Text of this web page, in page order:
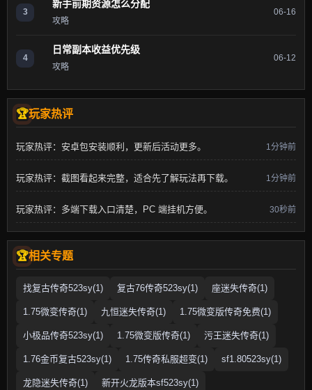
3
新手前期资源怎么分配
攻略
06-16
4
日常副本收益优先级
攻略
06-12
玩家热评
玩家热评：安卓包安装顺利，更新后活动更多。 1分钟前
玩家热评：截图看起来完整，适合先了解玩法再下载。 1分钟前
玩家热评：多端下载入口清楚，PC 端挂机方便。 30秒前
相关专题
找复古传奇523sy(1) 复古76传奇523sy(1) 座迷失传奇(1)
1.75微变传奇(1) 九恒迷失传奇(1) 1.75微变版传奇免费(1)
小极品传奇523sy(1) 1.75微变版传奇(1) 污王迷失传奇(1)
1.76金币复古523sy(1) 1.75传奇私服超变(1) sf1.80523sy(1)
龙隐迷失传奇(1) 新开火龙版本sf523sy(1)